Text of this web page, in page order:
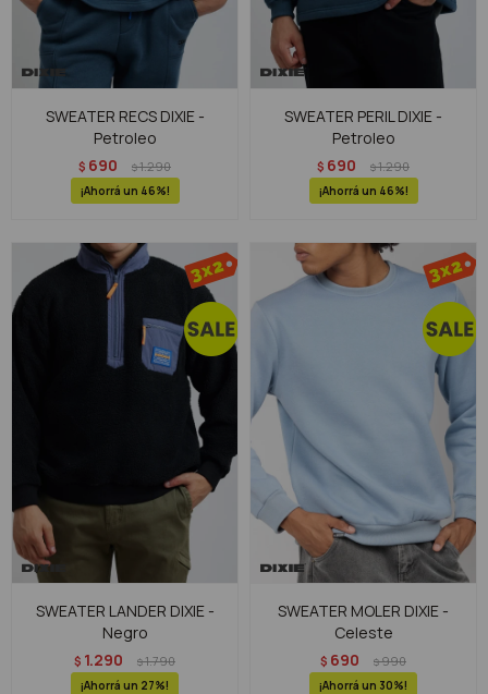
SWEATER RECS DIXIE -
Petroleo
$ 690 $1.290
46
SWEATER PERIL DIXIE -
Petroleo
$ 690 $1.290
46
SWEATER LANDER DIXIE -
Negro
$ 1.290 $1.790
27
SWEATER MOLER DIXIE -
Celeste
$ 690 $990
30